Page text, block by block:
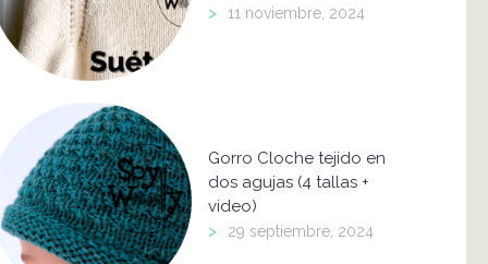
> 11 noviembre, 2024
Gorro Cloche tejido en
dos agujas (4 tallas +
video)
> 29 septiembre, 2024